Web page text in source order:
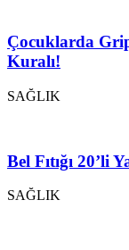
Çocuklarda
Kuralı!
SAĞLIK
Bel Fıtığı 20’li
SAĞLIK